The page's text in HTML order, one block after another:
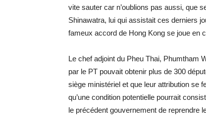
vite sauter car n’oublions pas aussi, que
Shinawatra, lui qui assistait ces derniers
fameux accord de Hong Kong se joue en
Le chef adjoint du Pheu Thai, Phumtham
par le PT pouvait obtenir plus de 300
siège ministériel et que leur attribution se
qu’une condition potentielle pourrait
le précédent gouvernement de reprendre